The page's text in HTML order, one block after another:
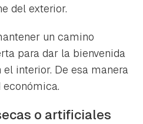
del exterior.
un camino
para dar la bienvenida
interior. De esa manera
o artificiales